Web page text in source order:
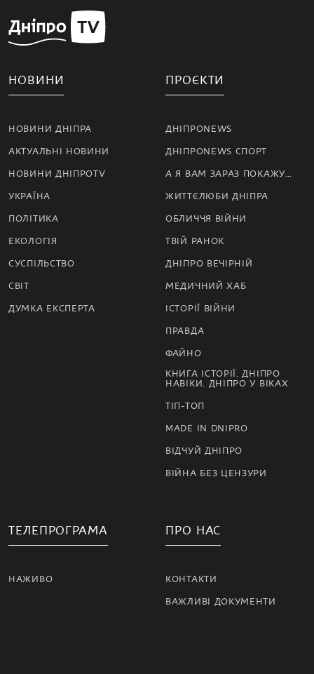
НОВИНИ
НОВИНИ ДНІПРА
АКТУАЛЬНІ НОВИНИ
НОВИНИ ДНІПРОTV
УКРАЇНА
ПОЛІТИКА
ЕКОЛОГІЯ
СУСПІЛЬСТВО
СВІТ
ДУМКА ЕКСПЕРТА
ПРОЄКТИ
ДНІПРОNEWS
ДНІПРОNEWS СПОРТ
А Я ВАМ ЗАРАЗ ПОКАЖУ…
ЖИТТЄЛЮБИ ДНІПРА
ОБЛИЧЧЯ ВІЙНИ
ТВІЙ РАНОК
ДНІПРО ВЕЧІРНІЙ
МЕДИЧНИЙ ХАБ
ІСТОРІЇ ВІЙНИ
ПРАВДА
ФАЙНО
КНИГА ІСТОРІЇ. ДНІПРО
НАВІКИ. ДНІПРО У ВІКАХ
ТІП-ТОП
MADE IN DNIPRO
ВІДЧУЙ ДНІПРО
ВІЙНА БЕЗ ЦЕНЗУРИ
ТЕЛЕПРОГРАМА
НАЖИВО
ПРО НАС
КОНТАКТИ
ВАЖЛИВІ ДОКУМЕНТИ